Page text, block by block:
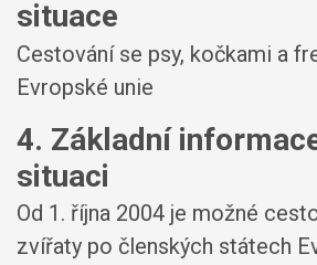
situace
Cestování se psy, kočkami a
Evropské unie
4. Základní
situaci
Od 1. října 2004 je možné
zvířaty po členských státech